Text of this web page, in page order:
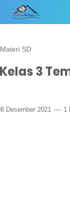
SD
3
Desember 2021 1